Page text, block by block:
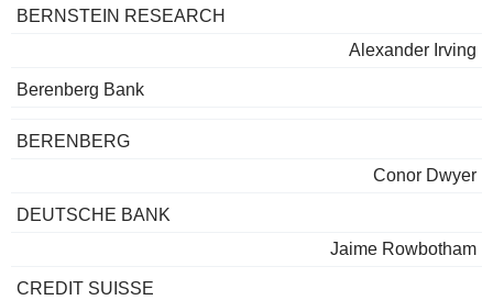
BERNSTEIN RESEARCH
Alexander Irving
Berenberg Bank
BERENBERG
Conor Dwyer
DEUTSCHE BANK
Jaime Rowbotham
CREDIT SUISSE